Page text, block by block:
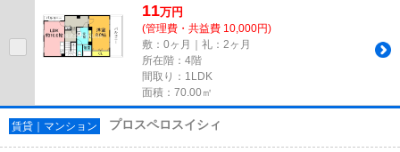
11万円
(管理費・共益費 10,000円)
敷：0ヶ月｜礼：2ヶ月
所在階：4階
間取り：1LDK
面積：70.00㎡
賃貸｜マンション プロスペロスイシィ